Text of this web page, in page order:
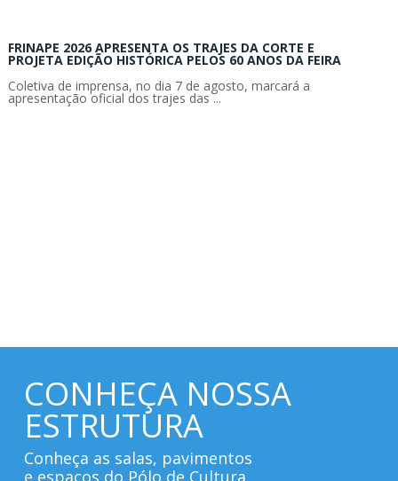
FRINAPE 2026 APRESENTA OS TRAJES DA CORTE E
PROJETA EDIÇÃO HISTÓRICA PELOS 60 ANOS DA FEIRA
Coletiva de imprensa, no dia 7 de agosto, marcará a
apresentação oficial dos trajes das ...
CONHEÇA NOSSA
ESTRUTURA
Conheça as salas, pavimentos
e espaços do Pólo de Cultura